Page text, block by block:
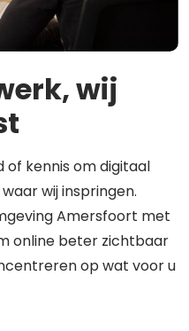
wij
of kennis om digitaal
wij inspringen.
Amersfoort met
online beter zichtbaar
op wat voor u